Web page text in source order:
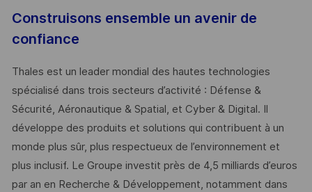
Construisons ensemble un avenir de
confiance
Thales est un leader mondial des hautes technologies
spécialisé dans trois secteurs d’activité : Défense &
Sécurité, Aéronautique & Spatial, et Cyber & Digital. Il
développe des produits et solutions qui contribuent à un
monde plus sûr, plus respectueux de l’environnement et
plus inclusif. Le Groupe investit près de 4,5 milliards d’euros
par an en Recherche & Développement, notamment dans